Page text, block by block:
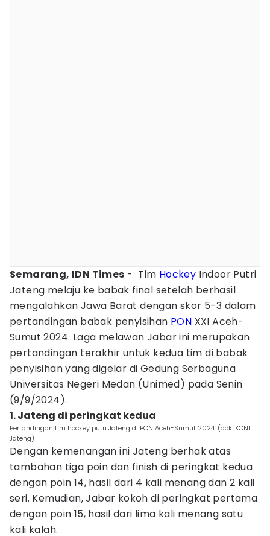
Semarang, IDN Times - Tim Hockey Indoor Putri
Jateng melaju ke babak final setelah berhasil
mengalahkan Jawa Barat dengan skor 5-3 dalam
pertandingan babak penyisihan PON XXI Aceh-
Sumut 2024. Laga melawan Jabar ini merupakan
pertandingan terakhir untuk kedua tim di babak
penyisihan yang digelar di Gedung Serbaguna
Universitas Negeri Medan (Unimed) pada Senin
(9/9/2024).
1. Jateng di peringkat kedua
Pertandingan tim hockey putri Jateng di PON Aceh-Sumut 2024. (dok. KONI
Jateng)
Dengan kemenangan ini Jateng berhak atas
tambahan tiga poin dan finish di peringkat kedua
dengan poin 14, hasil dari 4 kali menang dan 2 kali
seri. Kemudian, Jabar kokoh di peringkat pertama
dengan poin 15, hasil dari lima kali menang satu
kali kalah.